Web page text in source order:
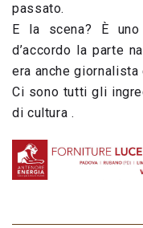
passato.
E la scena? È
d’accordo la parte
era anche giornalista
Ci sono tutti gli
di cultura .